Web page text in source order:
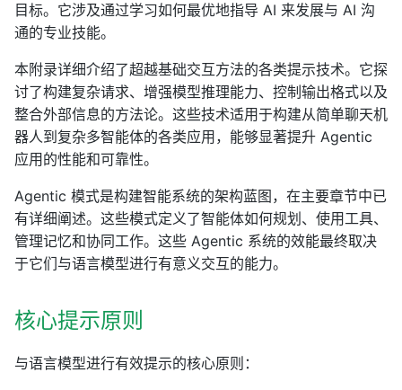
目标。它涉及通过学习如何最优地指导 AI 来发展与 AI 沟
通的专业技能。
本附录详细介绍了超越基础交互方法的各类提示技术。它探
讨了构建复杂请求、增强模型推理能力、控制输出格式以及
整合外部信息的方法论。这些技术适用于构建从简单聊天机
器人到复杂多智能体的各类应用，能够显著提升 Agentic
应用的性能和可靠性。
Agentic 模式是构建智能系统的架构蓝图，在主要章节中已
有详细阐述。这些模式定义了智能体如何规划、使用工具、
管理记忆和协同工作。这些 Agentic 系统的效能最终取决
于它们与语言模型进行有意义交互的能力。
核心提示原则
与语言模型进行有效提示的核心原则：